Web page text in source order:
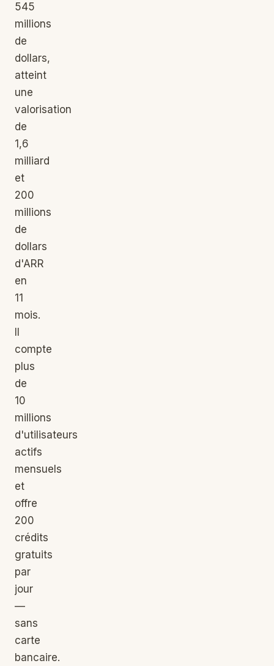
545
millions
de
dollars,
atteint
une
valorisation
de
1,6
milliard
et
200
millions
de
dollars
d'ARR
en
11
mois.
compte
plus
de
10
millions
d'utilisateurs
actifs
mensuels
et
offre
200
crédits
gratuits
par
jour
—
sans
carte
bancaire.